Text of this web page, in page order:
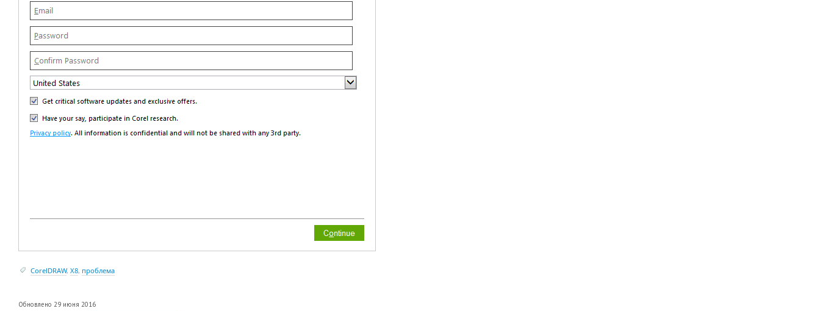
CorelDRAW, X8, проблема
Обновлено 29 июня 2016